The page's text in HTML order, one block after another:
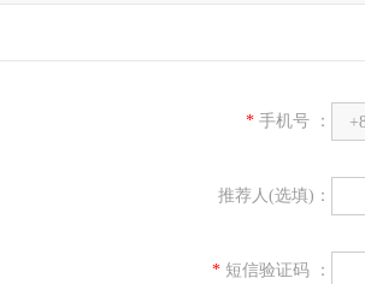
* 手机号 ：
推荐人(选填)：
* 短信验证码 ：